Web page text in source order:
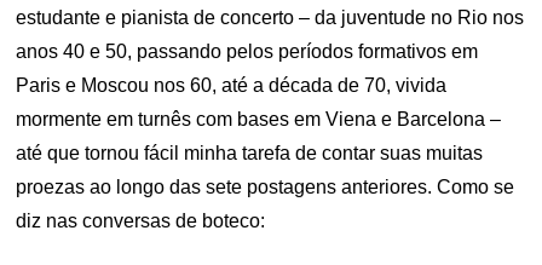
estudante e pianista de concerto – da juventude no Rio nos
anos 40 e 50, passando pelos períodos formativos em
Paris e Moscou nos 60, até a década de 70, vivida
mormente em turnês com bases em Viena e Barcelona –
até que tornou fácil minha tarefa de contar suas muitas
proezas ao longo das sete postagens anteriores. Como se
diz nas conversas de boteco: